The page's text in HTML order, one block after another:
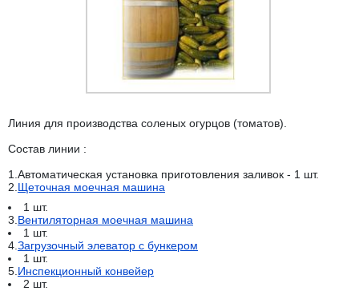
Линия для производства соленых огурцов (томатов).
Состав линии :
1.Автоматическая установка приготовления заливок - 1 шт.
2. Щеточная моечная машина
1 шт.
3. Вентиляторная моечная машина
1 шт.
4. Загрузочный элеватор с бункером
1 шт.
5. Инспекционный конвейер
2 шт.